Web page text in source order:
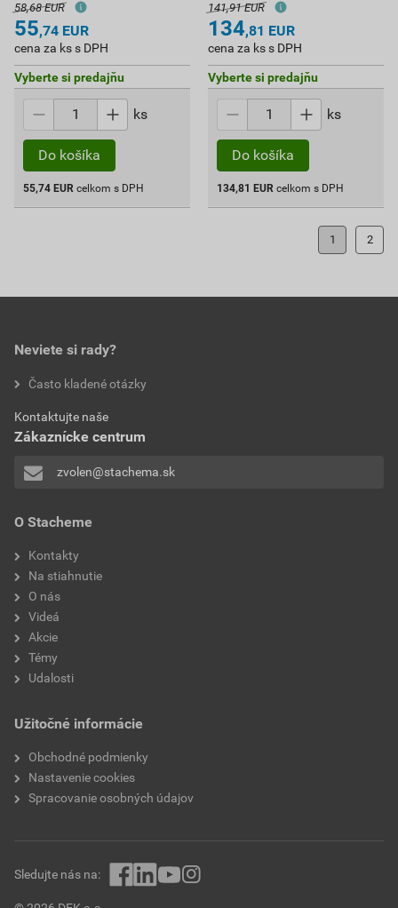
58,68 EUR
55,74 EUR
cena za ks s DPH
Vyberte si predajňu
ks
Do košíka
55,74 EUR celkom s DPH
141,91 EUR
134,81 EUR
cena za ks s DPH
Vyberte si predajňu
ks
Do košíka
134,81 EUR celkom s DPH
1 2
O Stacheme
Kontakty
Na stiahnutie
O nás
Videá
Akcie
Témy
Udalosti
Užitočné informácie
Obchodné podmienky
Nastavenie cookies
Spracovanie osobných údajov
Neviete si rady?
Často kladené otázky
Kontaktujte naše
Zákaznícke centrum
zvolen@stachema.sk
Sledujte nás na: